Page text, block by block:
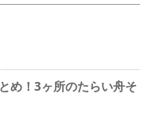
め！3ヶ所のたらい舟そ